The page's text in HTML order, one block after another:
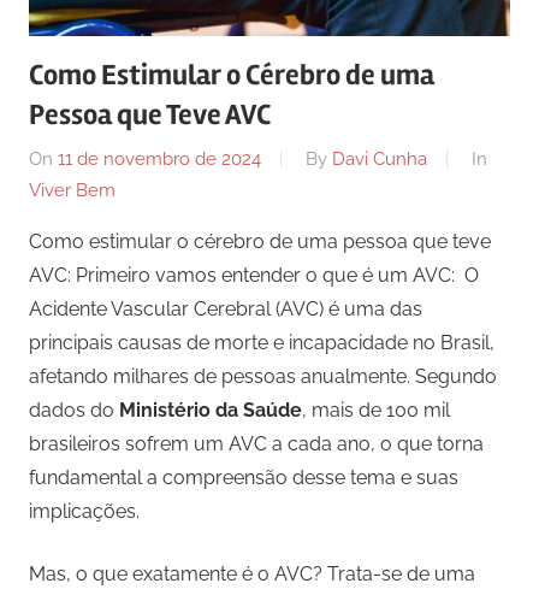
comunicação
com
os
Como Estimular o Cérebro de uma
Pessoa que Teve AVC
On 11 de novembro de 2024 By Davi Cunha
In
Viver Bem
Como estimular o cérebro de uma pessoa que teve
AVC: ​Primeiro vamos entender o que é um AVC: O
Acidente Vascular Cerebral (AVC) é uma das
principais causas de morte e incapacidade no Brasil,
afetando milhares de pessoas anualmente. Segundo
dados do Ministério da Saúde, mais de 100 mil
brasileiros sofrem um AVC a cada ano, o que torna
fundamental a compreensão desse tema e suas
implicações.
Mas, o que exatamente é o AVC? Trata-se de uma